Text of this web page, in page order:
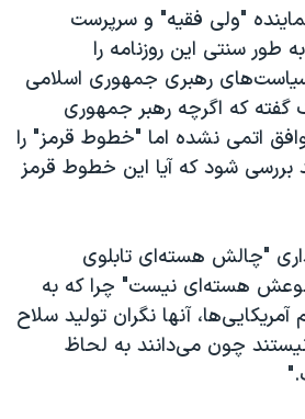
نوبل صلح
«سی‌پک»
چین
"ولی فقیه" و سرپرست
طور سنتی این روزنامه را
سیاست‌های رهبری جمهوری اسلامی
گفته که اگرچه رهبر جمهوری
اتمی نشده اما "خطوط قرمز" را
بررسی شود که آیا این خطوط قرمز
"چالش هسته‌ای تابلوی
هسته‌ای نیست" چرا که به
آمریکایی‌ها، آنها نگران تولید سلاح
چون می‌دانند به لحاظ